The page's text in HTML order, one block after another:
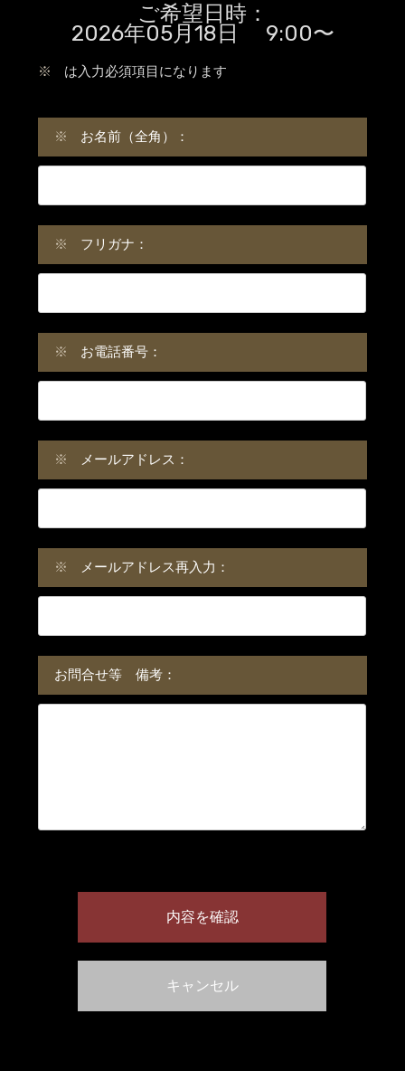
ご希望日時：
2026年05月18日 9:00〜
※ は入力必須項目になります
※ お名前（全角）：
※ フリガナ：
※ お電話番号：
※ メールアドレス：
※ メールアドレス再入力：
お問合せ等 備考：